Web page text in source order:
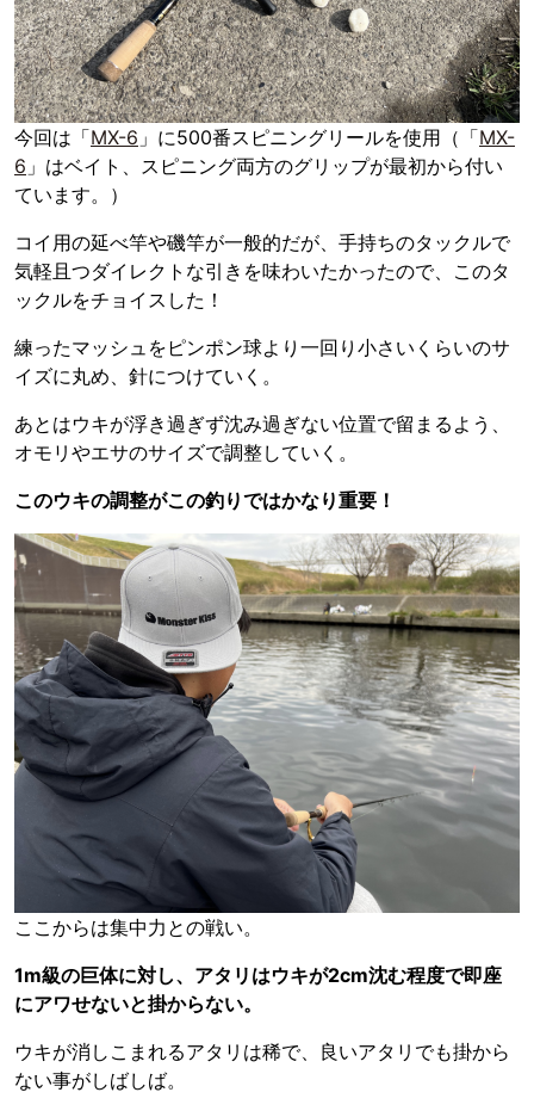
今回は「MX-6 」に500番スピニングリールを使用（「MX-
6 」はベイト、スピニング両方のグリップが最初から付い
ています。）
コイ用の延べ竿や磯竿が一般的だが、手持ちのタックルで
気軽且つダイレクトな引きを味わいたかったので、このタ
ックルをチョイスした！
練ったマッシュをピンポン球より一回り小さいくらいのサ
イズに丸め、針につけていく。
あとはウキが浮き過ぎず沈み過ぎない位置で留まるよう、
オモリやエサのサイズで調整していく。
このウキの調整がこの釣りではかなり重要！
ここからは集中力との戦い。
1m級の巨体に対し、アタリはウキが2cm沈む程度で即座
にアワせないと掛からない。
ウキが消しこまれるアタリは稀で、良いアタリでも掛から
ない事がしばしば。